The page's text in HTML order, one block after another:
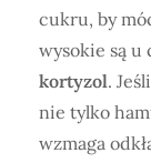
cukru, by
wysokie są
kortyzol.
nie tylko
wzmaga